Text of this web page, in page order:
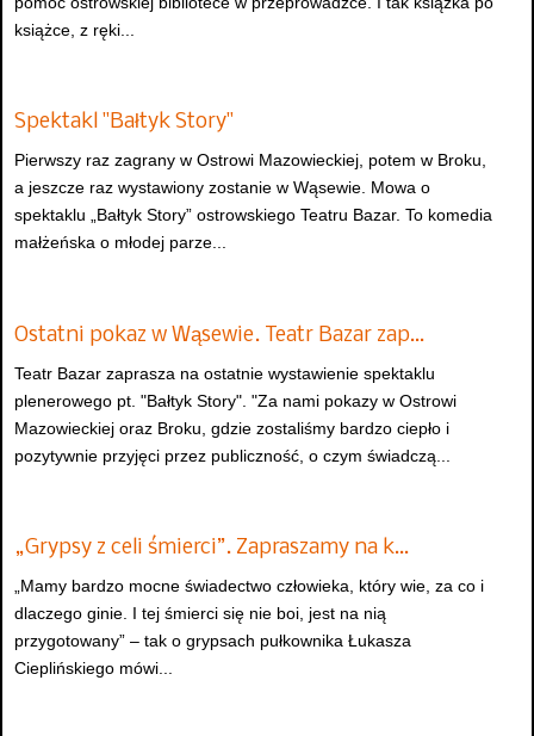
książce, z ręki...
Spektakl "Bałtyk Story"
Pierwszy raz zagrany w Ostrowi Mazowieckiej, potem w Broku,
a jeszcze raz wystawiony zostanie w Wąsewie. Mowa o
spektaklu „Bałtyk Story” ostrowskiego Teatru Bazar. To komedia
małżeńska o młodej parze...
Ostatni pokaz w Wąsewie. Teatr Bazar zap…
Teatr Bazar zaprasza na ostatnie wystawienie spektaklu
plenerowego pt. "Bałtyk Story". "Za nami pokazy w Ostrowi
Mazowieckiej oraz Broku, gdzie zostaliśmy bardzo ciepło i
pozytywnie przyjęci przez publiczność, o czym świadczą...
„Grypsy z celi śmierci”. Zapraszamy na k…
„Mamy bardzo mocne świadectwo człowieka, który wie, za co i
dlaczego ginie. I tej śmierci się nie boi, jest na nią
przygotowany” – tak o grypsach pułkownika Łukasza
Cieplińskiego mówi...